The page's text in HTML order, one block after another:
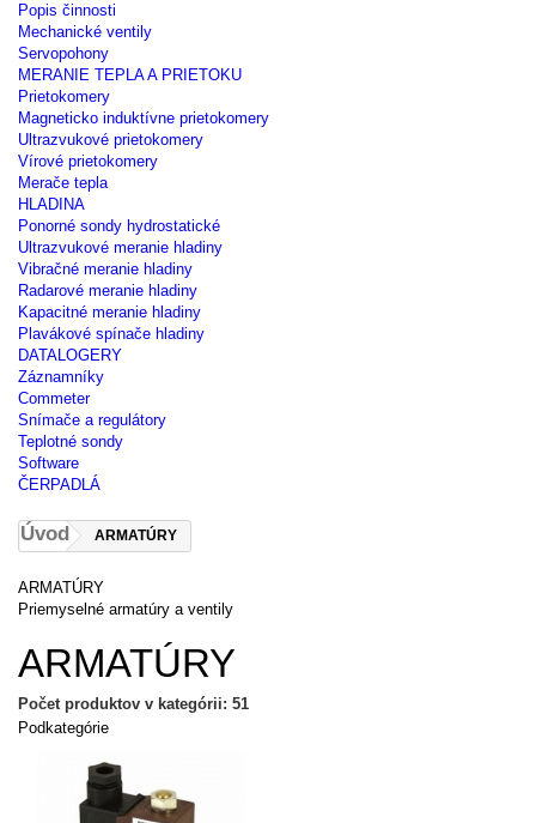
Popis činnosti
Mechanické ventily
Servopohony
MERANIE TEPLA A PRIETOKU
Prietokomery
Magneticko induktívne prietokomery
Ultrazvukové prietokomery
Vírové prietokomery
Merače tepla
HLADINA
Ponorné sondy hydrostatické
Ultrazvukové meranie hladiny
Vibračné meranie hladiny
Radarové meranie hladiny
Kapacitné meranie hladiny
Plavákové spínače hladiny
DATALOGERY
Záznamníky
Commeter
Snímače a regulátory
Teplotné sondy
Software
ČERPADLÁ
Úvod ARMATÚRY
ARMATÚRY
Priemyselné armatúry a ventily
ARMATÚRY
Počet produktov v kategórii: 51
Podkategórie